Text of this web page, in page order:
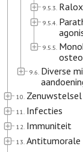
9.5.3.
9.5.4.
9.5.5.
9.6. Diverse
10. Zenuwstelsel
11. Infecties
12. Immuniteit
13. Antitumorale